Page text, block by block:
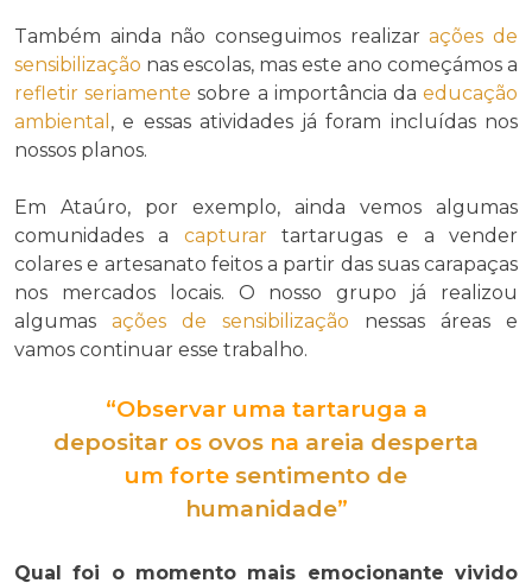
Também ainda não conseguimos realizarações de
sensibilização nas escolas, mas este ano começámos a
refletir seriamente sobre a importância daeducação
ambiental , e essas atividades já foram incluídas nos
nossos planos.
Em Ataúro, por exemplo, ainda vemos algumas
comunidades a capturartartarugas e a vender
colares e artesanato feitos a partir das suas carapaças
nos mercados locais. O nosso grupo já realizou
algumas ações de sensibilização nessas áreas e
vamos continuar esse trabalho.
“Observar uma tartaruga a
depositar os ovos na areia desperta
um forte sentimento de
humanidade”
Qual foi o momento mais emocionante vivido